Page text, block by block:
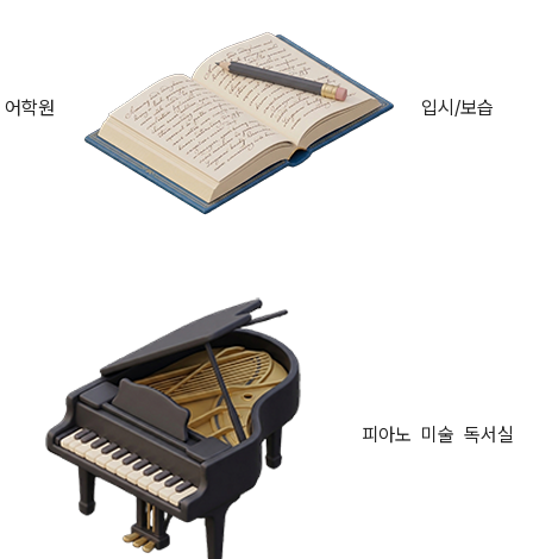
어학원 입시/보습
피아노 미술 독서실